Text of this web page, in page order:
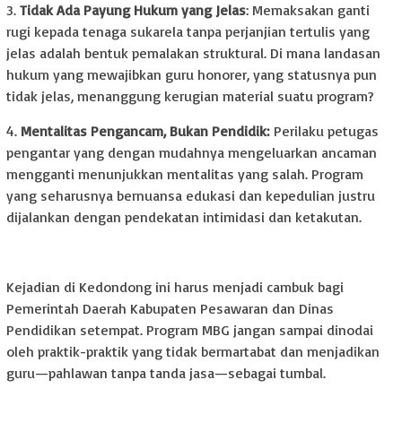
3. Tidak Ada Payung Hukum yang Jelas: Memaksakan ganti
rugi kepada tenaga sukarela tanpa perjanjian tertulis yang
jelas adalah bentuk pemalakan struktural. Di mana landasan
hukum yang mewajibkan guru honorer, yang statusnya pun
tidak jelas, menanggung kerugian material suatu program?
4. Mentalitas Pengancam, Bukan Pendidik:Perilaku petugas
pengantar yang dengan mudahnya mengeluarkan ancaman
mengganti menunjukkan mentalitas yang salah. Program
yang seharusnya bernuansa edukasi dan kepedulian justru
dijalankan dengan pendekatan intimidasi dan ketakutan.
Kejadian di Kedondong ini harus menjadi cambuk bagi
Pemerintah Daerah Kabupaten Pesawaran dan Dinas
Pendidikan setempat. Program MBG jangan sampai dinodai
oleh praktik-praktik yang tidak bermartabat dan menjadikan
guru—pahlawan tanpa tanda jasa—sebagai tumbal.